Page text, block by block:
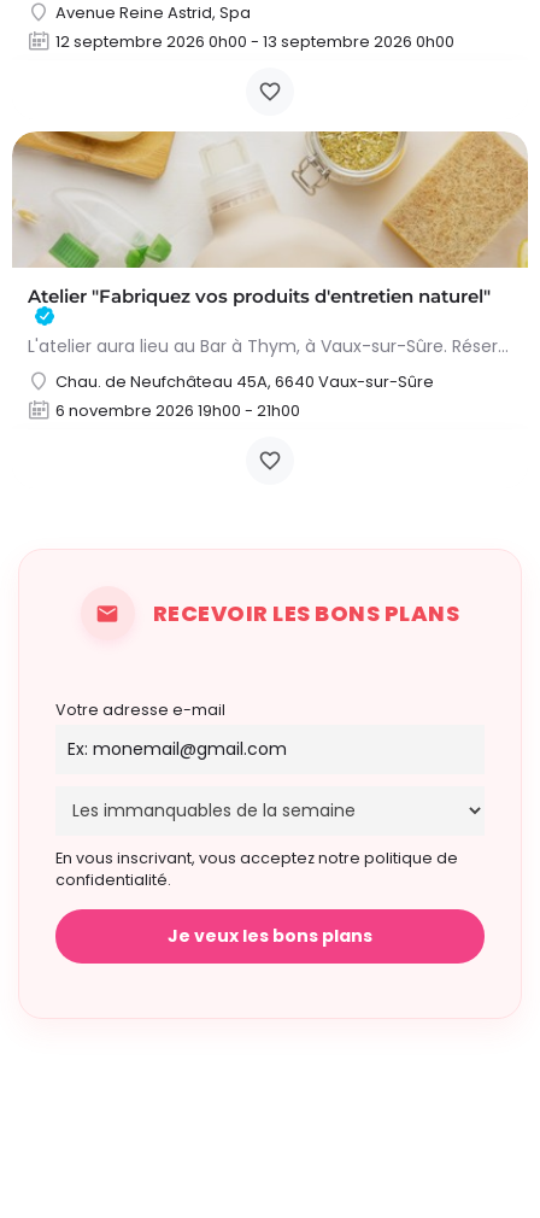
Avenue Reine Astrid, Spa
12 septembre 2026 0h00 - 13 septembre 2026 0h00
Atelier "Fabriquez vos produits d'entretien naturel"
L'atelier aura lieu au Bar à Thym, à Vaux-sur-Sûre. Réservation :
Chau. de Neufchâteau 45A, 6640 Vaux-sur-Sûre
6 novembre 2026 19h00 - 21h00
RECEVOIR LES BONS PLANS
Votre adresse e-mail
En vous inscrivant, vous acceptez notre politique de
confidentialité.